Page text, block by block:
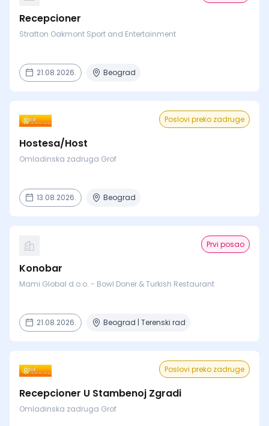
Recepcioner
Stratton Oakmont Sport and Entertainment
21.08.2026. Beograd
Poslovi preko zadruge
Hostesa/Host
Omladinska zadruga Grof
13.08.2026. Beograd
Prvi posao
Konobar
Mami Global d.o.o. - Bowl Doner & Turkish Restaurant
21.08.2026. Beograd | Terenski rad
Poslovi preko zadruge
Recepcioner U Stambenoj Zgradi
Omladinska zadruga Grof